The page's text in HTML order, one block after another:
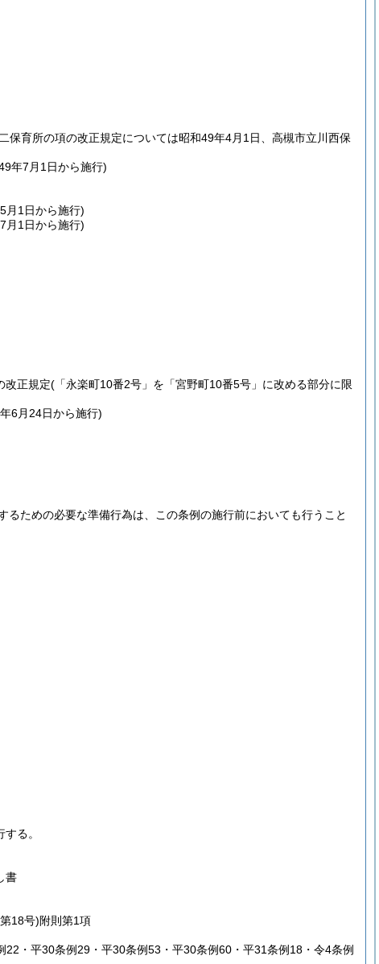
育所の項の改正規定については昭和49年4月1日、高槻市立川西保
年7月1日から施行)
月1日から施行)
月1日から施行)
改正規定(「永楽町10番2号」を「宮野町10番5号」に改める部分に限
6月24日から施行)
ための必要な準備行為は、この条例の施行前においても行うこと
る。
書
18号)附則第1項
・平30条例29・平30条例53・平30条例60・平31条例18・令4条例